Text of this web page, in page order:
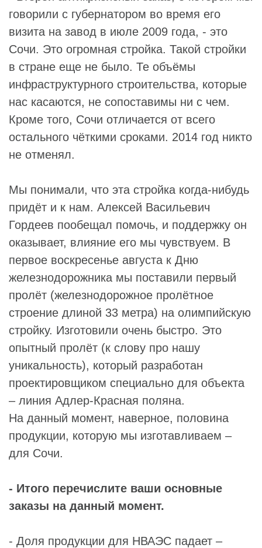
говорили с губернатором во время его
визита на завод в июле 2009 года, - это
Сочи. Это огромная стройка. Такой стройки
в стране еще не было. Те объёмы
инфраструктурного строительства, которые
нас касаются, не сопоставимы ни с чем.
Кроме того, Сочи отличается от всего
остального чёткими сроками. 2014 год никто
не отменял.
Мы понимали, что эта стройка когда-нибудь
придёт и к нам. Алексей Васильевич
Гордеев пообещал помочь, и поддержку он
оказывает, влияние его мы чувствуем. В
первое воскресенье августа к Дню
железнодорожника мы поставили первый
пролёт (железнодорожное пролётное
строение длиной 33 метра) на олимпийскую
стройку. Изготовили очень быстро. Это
опытный пролёт (к слову про нашу
уникальность), который разработан
проектировщиком специально для объекта
– линия Адлер-Красная поляна.
На данный момент, наверное, половина
продукции, которую мы изготавливаем –
для Сочи.
- Итого перечислите ваши основные
заказы на данный момент.
- Доля продукции для НВАЭС падает –